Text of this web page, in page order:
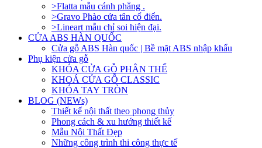
>Flatta mẫu cánh phẳng .
>Gravo Phào cửa tân cổ điển.
>Lineart mẫu chỉ soi hiện đại.
CỬA ABS HÀN QUỐC
Cửa gỗ ABS Hàn quốc | Bề mặt ABS nhập khẩu
Phụ kiện cửa gỗ
KHÓA CỬA GỖ PHÂN THỂ
KHOÁ CỬA GỖ CLASSIC
KHÓA TAY TRÒN
BLOG (NEWs)
Thiết kế nội thất theo phong thủy
Phong cách & xu hướng thiết kế
Mẫu Nội Thất Đẹp
Những công trình thi công thực tế